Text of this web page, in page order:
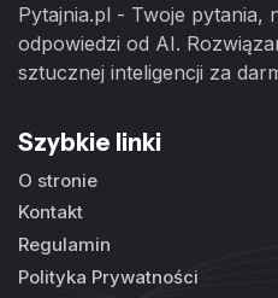
Pytajnia.pl - Twoje pytania,
odpowiedzi od AI.
sztucznej inteligencji za
Szybkie linki
O stronie
Kontakt
Regulamin
Polityka Prywatności